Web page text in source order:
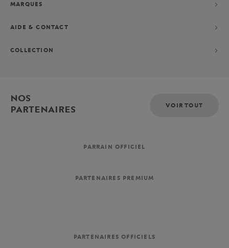
MARQUES
AIDE & CONTACT
COLLECTION
NOS
PARTENAIRES
VOIR TOUT
PARRAIN OFFICIEL
PARTENAIRES PREMIUM
PARTENAIRES OFFICIELS